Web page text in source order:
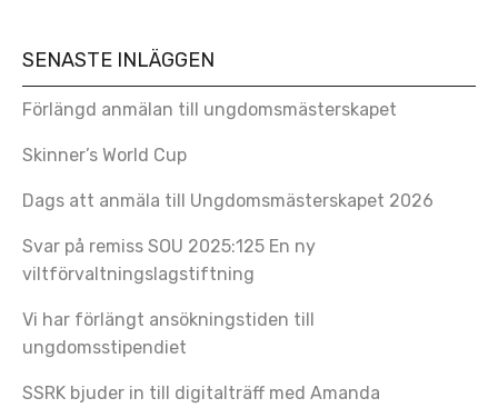
SENASTE INLÄGGEN
Förlängd anmälan till ungdomsmästerskapet
Skinner’s World Cup
Dags att anmäla till Ungdomsmästerskapet 2026
Svar på remiss SOU 2025:125 En ny
viltförvaltningslagstiftning
Vi har förlängt ansökningstiden till
ungdomsstipendiet
SSRK bjuder in till digitalträff med Amanda